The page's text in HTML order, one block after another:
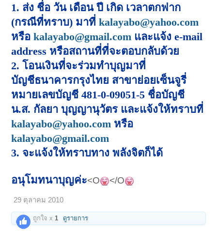
1. ส่ง ชื่อ วัน เดือน ปี เกิด เวลาตกฟาก
(กรณีที่ทราบ) มาที่kalayabo@yahoo.com
หรือkalayabo@gmail.com และแจ้ง e-mail
address หรือสถานที่ที่จะตอบกลับด้วย
2. โอนเงินที่จะร่วมทำบุญมาที่
บัญชีธนาคารกรุงไทย สาขาย่อยเซ็นจูรี่
หมายเลขบัญชี 481-0-09051-5 ชื่อบัญชี
น.ส. กัลยา บุญญานุวัตร และแจ้งให้ทราบที่
kalayabo@yahoo.com หรือ
kalayabo@gmail.com
3. จะแจ้งให้ทราบทาง พลังจิตก็ได้
อนุโมทนาบุญค่ะ<O </O
29 ตุลาคม 2010
ถูกใจ x1 ดูรายการ